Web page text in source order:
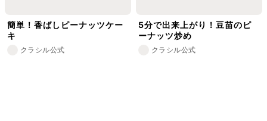
簡単！香ばしピーナッツケー
キ
クラシル公式
5分で出来上がり！豆苗のピ
ーナッツ炒め
クラシル公式